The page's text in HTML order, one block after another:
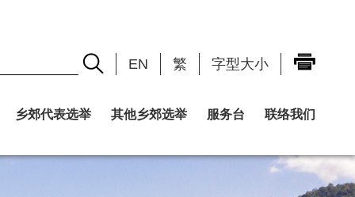
EN 繁 字型大小
乡郊代表选举 其他乡郊选举 服务台 联络我们